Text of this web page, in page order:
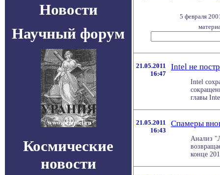
Новости
Научный форум
Космические
новости
5 февраля
21.05.2011
16:47
Intel не
Intel
главы
21.05.2011
16:43
Спамеры
Анализ
конце